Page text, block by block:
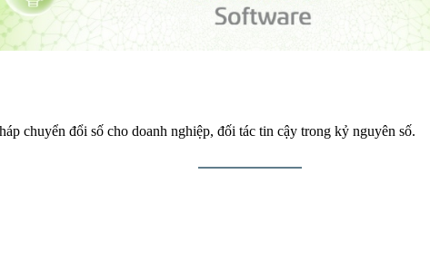
chuyển đổi số cho doanh nghiệp, đối tác tin cậy trong kỷ nguyên số.